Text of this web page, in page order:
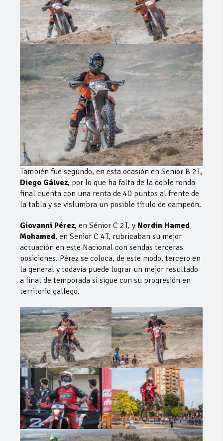
También fue segundo, en esta ocasión en Senior B 2T,
Diego Gálvez, por lo que ha falta de la doble ronda
final cuenta con una renta de 40 puntos al frente de
la tabla y se vislumbra un posible título de campeón.
Giovanni Pérez, en Sénior C 2T, y Nordin Hamed
Mohamed, en Senior C 4T, rubricaban su mejor
actuación en este Nacional con sendas terceras
posiciones. Pérez se coloca, de este modo, tercero en
la general y todavía puede lograr un mejor resultado
a final de temporada si sigue con su progresión en
territorio gallego.